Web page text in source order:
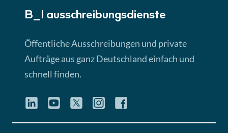
Lektion 3
► 4:31 Min
Quiz
B_I ausschreibungs­dienste
Öffentliche Ausschreibungen und private
Aufträge aus ganz Deutschland einfach und
schnell finden.